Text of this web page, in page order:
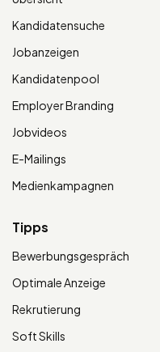
Kandidatensuche
Jobanzeigen
Kandidatenpool
Employer Branding
Jobvideos
E-Mailings
Medienkampagnen
Tipps
Bewerbungsgespräch
Optimale Anzeige
Rekrutierung
Soft Skills